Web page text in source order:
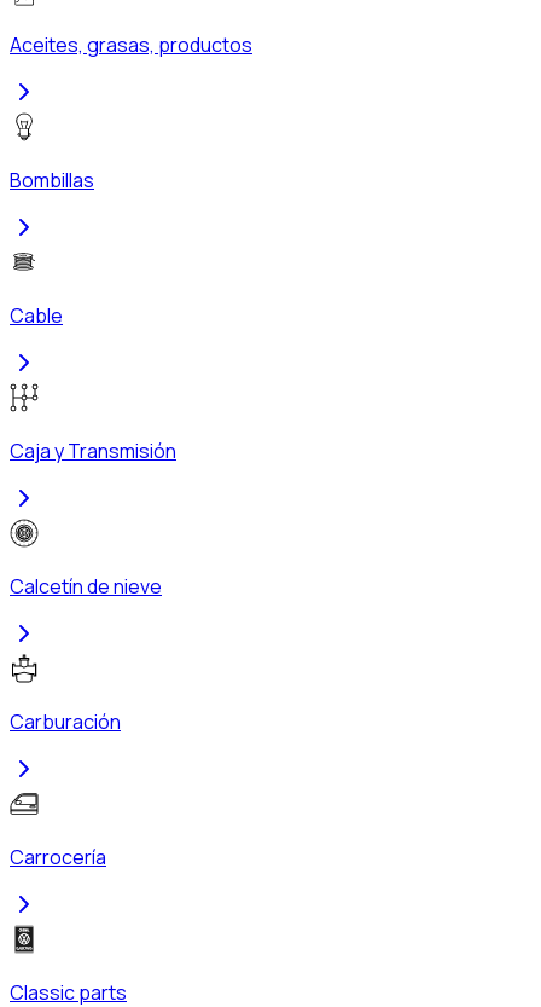
Aceites, grasas, productos
Bombillas
Cable
Caja y Transmisión
Calcetín de nieve
Carburación
Carrocería
Classic parts